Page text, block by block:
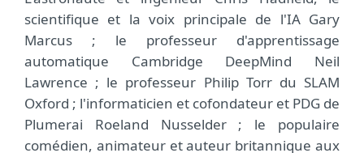
scientifique et la voix principale de l'IA Gary
Marcus ; le professeur d'apprentissage
automatique Cambridge DeepMind Neil
Lawrence ; le professeur Philip Torr du SLAM
Oxford ; l'informaticien et cofondateur et PDG de
Plumerai Roeland Nusselder ; le populaire
comédien, animateur et auteur britannique aux